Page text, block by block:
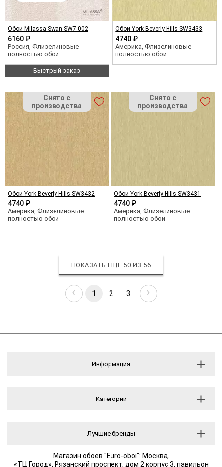
Обои Milassa Swan SW7 002
6160 ₽
Россия, Флизелиновые
полностью обои
Быстрый заказ
Обои York Beverly Hills SW3433
4740 ₽
Америка, Флизелиновые
полностью обои
Обои York Beverly Hills SW3432
4740 ₽
Америка, Флизелиновые
полностью обои
Обои York Beverly Hills SW3431
4740 ₽
Америка, Флизелиновые
полностью обои
ПОКАЗАТЬ ЕЩЁ 50 ИЗ 56
‹ 1 2 3 ›
Информация
Категории
Лучшие бренды
Магазин обоев "Euro-oboi": Москва,
«ТЦ Город», Рязанский проспект, дом 2 корпус 3, павильон